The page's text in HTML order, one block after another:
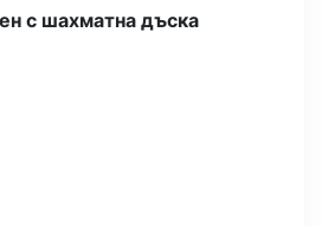
с шахматна дъска